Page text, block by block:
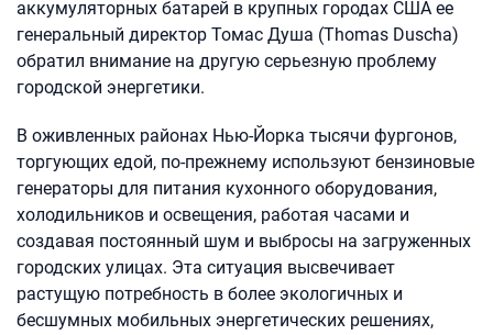
аккумуляторных батарей в крупных городах США ее
генеральный директор Томас Душа (Thomas Duscha)
обратил внимание на другую серьезную проблему
городской энергетики.
В оживленных районах Нью-Йорка тысячи фургонов,
торгующих едой, по-прежнему используют бензиновые
генераторы для питания кухонного оборудования,
холодильников и освещения, работая часами и
создавая постоянный шум и выбросы на загруженных
городских улицах. Эта ситуация высвечивает
растущую потребность в более экологичных и
бесшумных мобильных энергетических решениях,